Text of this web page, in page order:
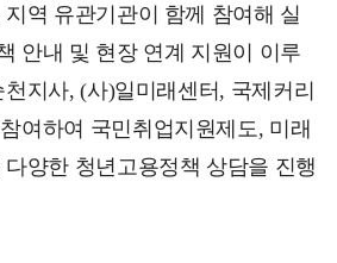
역 유관기관이 함께 참여해 실
안내 및 현장 연계 지원이 이루
지사, (사)일미래센터, 국제커리
여하여 국민취업지원제도, 미래
양한 청년고용정책 상담을 진행